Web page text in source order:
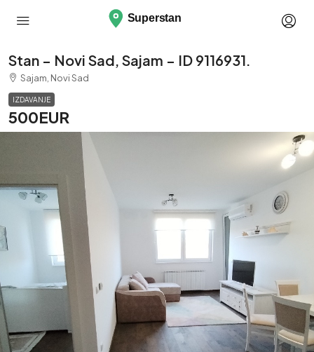
Stan – Novi Sad, Sajam – ID 9116931.
Sajam, Novi Sad
IZDAVANJE
500EUR